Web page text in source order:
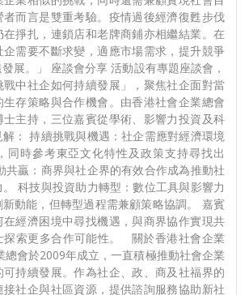
而言是雙重考驗。疫情過後經濟復甦步伐
掙扎，連鎖店和老牌商鋪亦相繼結業。在
企需要不斷求變，適應市場需求，提升競爭
展。」 座談會分享 活動設有專題座談會，
戰中社企如何持續發展」，聚焦社企面對當
存策略與合作機會。由香港社會企業總會
主持，三位嘉賓從學術、影響力投資及科
： 持續挑戰與機遇：社企需應對經濟環境
同時參考東亞文化特性及政策支持尋找出
共贏：商界與社企界的有效合作成為推動社
科技與投資助力轉型：數位工具與影響力
動能，但轉型過程需兼顧策略協調。 嘉賓
經濟困境中尋找機遇，與商界協作實現共
探索更多合作可能性。 關於香港社會企業
總會於2009年成立，一直積極推動社會企業
持續發展。作為社企、政、商及社福界的
社企與社區資源，提供諮詢服務協助新社